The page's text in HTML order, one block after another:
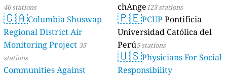
46 stations
🇨🇦Columbia Shuswap
Regional District Air
Monitoring Project 35
stations
Communities Against
chAnge123 stations
🇵🇪PCUP Pontificia
Universidad Católica del
Perú5 stations
🇺🇸Physicians For Social
Responsibility